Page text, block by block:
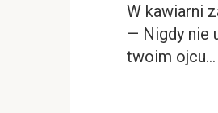
W kawiarni
— Nigdy nie
twoim ojcu…